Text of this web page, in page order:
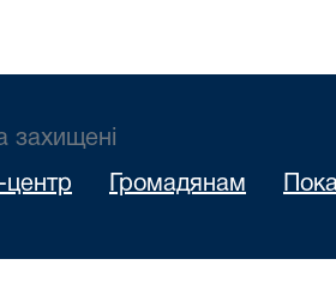
захищені
центр Громадянам